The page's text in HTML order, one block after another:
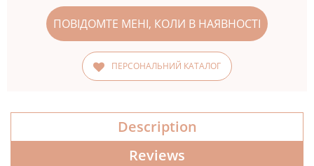
ПОВІДОМТЕ МЕНІ, КОЛИ В НАЯВНОСТІ
ПЕРСОНАЛЬНИЙ КАТАЛОГ
Description
Reviews